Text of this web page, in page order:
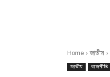
Home জাতীয়
জাতীয় রাজনীতি